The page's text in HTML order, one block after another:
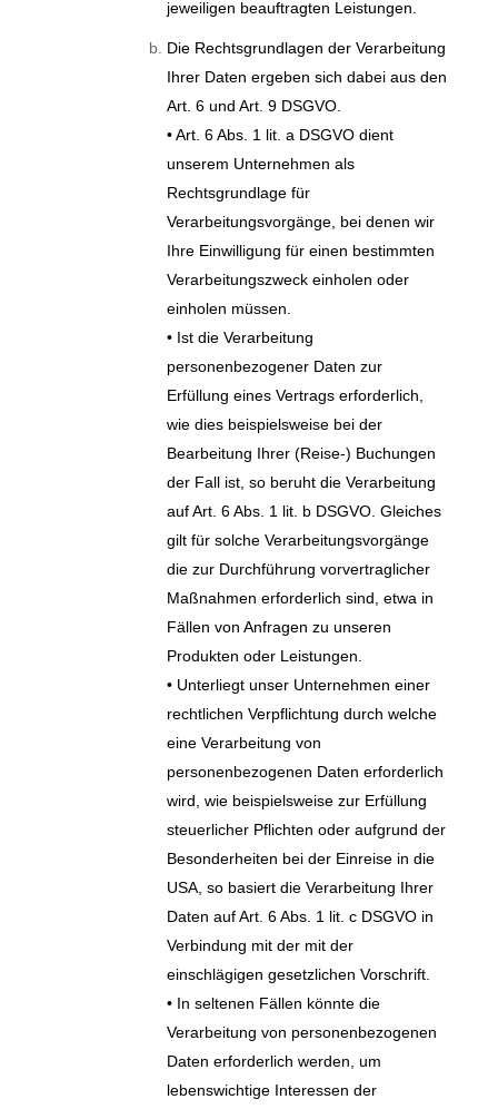
jeweiligen beauftragten Leistungen.
Die Rechtsgrundlagen der Verarbeitung
Ihrer Daten ergeben sich dabei aus den
Art. 6 und Art. 9 DSGVO.
• Art. 6 Abs. 1 lit. a DSGVO dient
unserem Unternehmen als
Rechtsgrundlage für
Verarbeitungsvorgänge, bei denen wir
Ihre Einwilligung für einen bestimmten
Verarbeitungszweck einholen oder
einholen müssen.
• Ist die Verarbeitung
personenbezogener Daten zur
Erfüllung eines Vertrags erforderlich,
wie dies beispielsweise bei der
Bearbeitung Ihrer (Reise-) Buchungen
der Fall ist, so beruht die Verarbeitung
auf Art. 6 Abs. 1 lit. b DSGVO. Gleiches
gilt für solche Verarbeitungsvorgänge
die zur Durchführung vorvertraglicher
Maßnahmen erforderlich sind, etwa in
Fällen von Anfragen zu unseren
Produkten oder Leistungen.
• Unterliegt unser Unternehmen einer
rechtlichen Verpflichtung durch welche
eine Verarbeitung von
personenbezogenen Daten erforderlich
wird, wie beispielsweise zur Erfüllung
steuerlicher Pflichten oder aufgrund der
Besonderheiten bei der Einreise in die
USA, so basiert die Verarbeitung Ihrer
Daten auf Art. 6 Abs. 1 lit. c DSGVO in
Verbindung mit der mit der
einschlägigen gesetzlichen Vorschrift.
• In seltenen Fällen könnte die
Verarbeitung von personenbezogenen
Daten erforderlich werden, um
lebenswichtige Interessen der